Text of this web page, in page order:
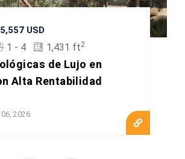
USD
1 - 4 1,431 ft2
de Lujo en
Alta Rentabilidad
06, 2026